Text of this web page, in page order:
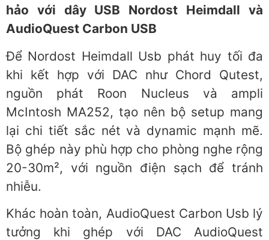
hảo với dây USB Nordost Heimdall và
AudioQuest Carbon USB
Để Nordost Heimdall Usb phát huy tối đa
khi kết hợp với DAC như Chord Qutest,
nguồn phát Roon Nucleus và ampli
McIntosh MA252, tạo nên bộ setup mang
lại chi tiết sắc nét và dynamic mạnh mẽ.
Bộ ghép này phù hợp cho phòng nghe rộng
20-30m², với nguồn điện sạch để tránh
nhiễu.
Khác hoàn toàn, AudioQuest Carbon Usb lý
tưởng khi ghép với DAC AudioQuest